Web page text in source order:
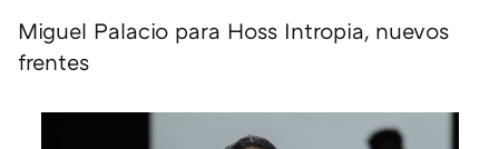
Miguel Palacio para Hoss Intropia, nuevos
frentes